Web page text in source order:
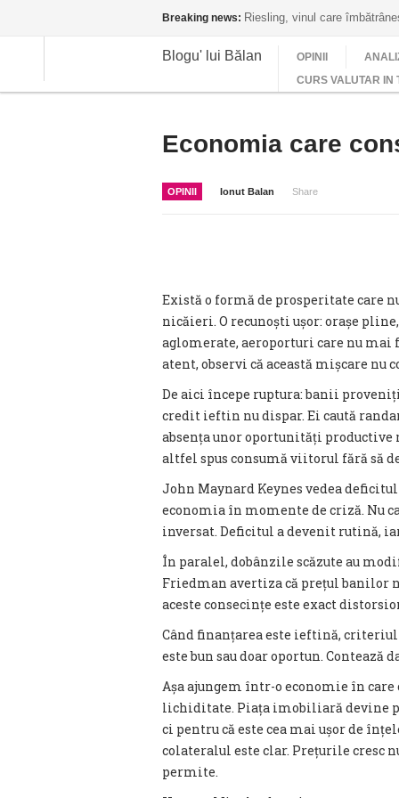
Breaking news: Riesling, vinul care
Blogu' lui Bălan OPINII
CURS VALUTAR IN
Economia care
OPINII Ionut Balan Share
Există o formă de prosperitate care
nicăieri. O recunoști ușor: orașe
aglomerate, aeroporturi care nu mai
atent, observi că această mișcare nu
De aici începe ruptura: banii
credit ieftin nu dispar. Ei caută
absența unor oportunități productive
altfel spus consumă viitorul fără să
John Maynard Keynes vedea
economia în momente de criză. Nu
inversat. Deficitul a devenit rutină,
În paralel, dobânzile scăzute au
Friedman avertiza că prețul banilor
aceste consecințe este exact
Când finanțarea este ieftină,
este bun sau doar oportun. Contează
Așa ajungem într-o economie în
lichiditate. Piața imobiliară devine
ci pentru că este cea mai ușor de
colateralul este clar. Prețurile cresc
permite.